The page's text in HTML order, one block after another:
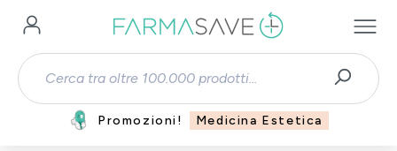
Passa al contenuto principale
Promozioni! Medicina Estetica